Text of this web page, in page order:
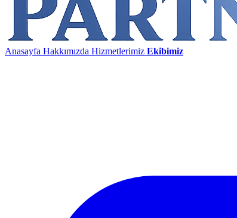
Anasayfa Hakkımızda Hizmetlerimiz Ekibimiz